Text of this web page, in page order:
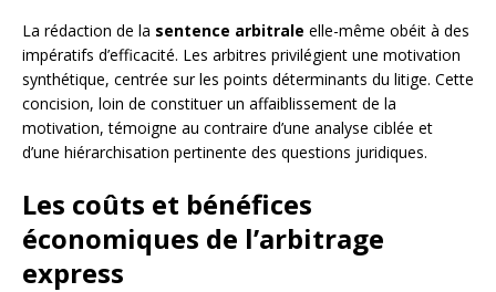
La rédaction de la sentence arbitrale elle-même obéit à des
impératifs d’efficacité. Les arbitres privilégient une motivation
synthétique, centrée sur les points déterminants du litige. Cette
concision, loin de constituer un affaiblissement de la
motivation, témoigne au contraire d’une analyse ciblée et
d’une hiérarchisation pertinente des questions juridiques.
Les coûts et bénéfices
économiques de l’arbitrage
express